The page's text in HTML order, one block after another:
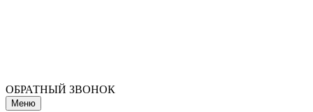
ОБРАТНЫЙ ЗВОНОК
Меню